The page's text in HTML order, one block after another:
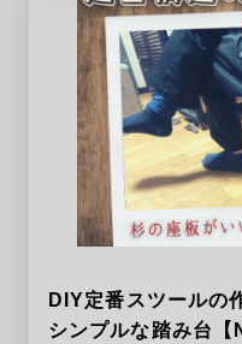
DIY定番スツールの
シンプルな踏み台【